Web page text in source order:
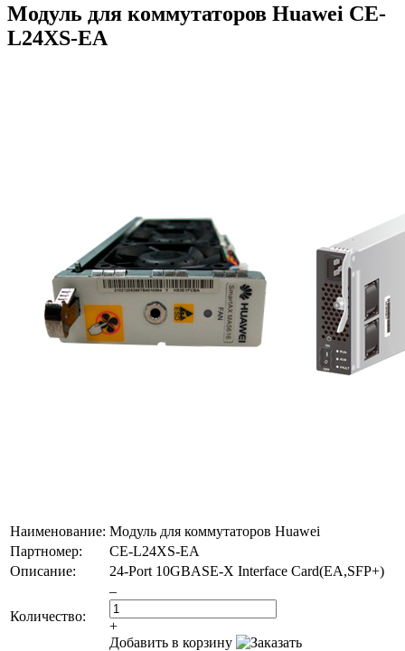
Модуль для коммутаторов Huawei CE-
L24XS-EA
Наименование: Модуль для коммутаторов Huawei
Партномер:
CE-L24XS-EA
Описание:
24-Port 10GBASE-X Interface Card(EA,SFP+)
Количество:
–
+
Добавить в корзину